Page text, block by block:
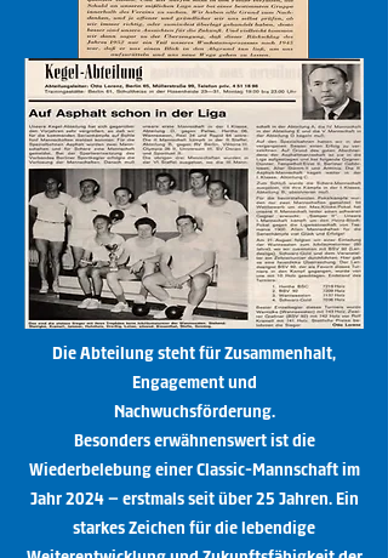
Die Abteilung steht für Zusammenhalt,
Engagement und
Nachwuchsförderung.
Besonders erwähnenswert ist die
Wiederbelebung einer Classic-Mannschaft im
Jahr 2024 – erstmals seit über 25 Jahren. Ein
starkes Zeichen für die lebendige